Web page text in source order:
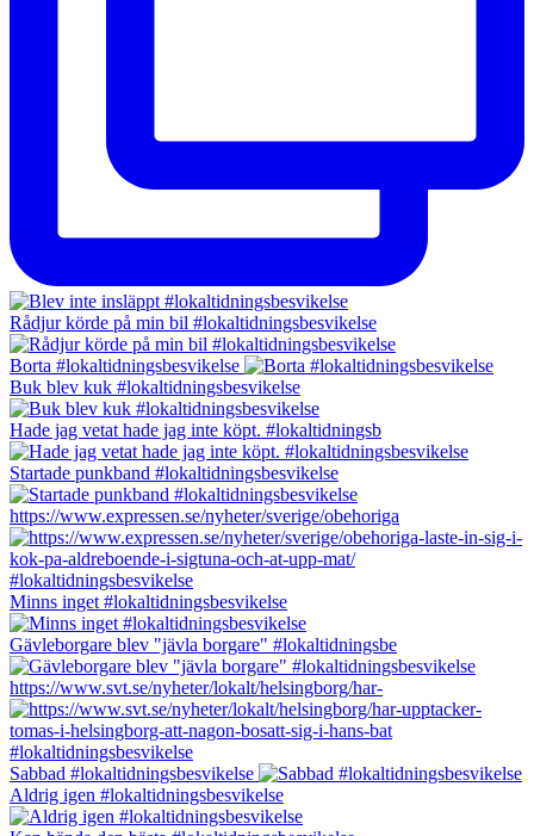
Rådjur körde på min bil #lokaltidningsbesvikelse
Borta #lokaltidningsbesvikelse
Buk blev kuk #lokaltidningsbesvikelse
Hade jag vetat hade jag inte köpt. #lokaltidningsb
Startade punkband #lokaltidningsbesvikelse
https://www.expressen.se/nyheter/sverige/obehoriga
Minns inget #lokaltidningsbesvikelse
Gävleborgare blev "jävla borgare" #lokaltidningsbe
https://www.svt.se/nyheter/lokalt/helsingborg/har-
Sabbad #lokaltidningsbesvikelse
Aldrig igen #lokaltidningsbesvikelse